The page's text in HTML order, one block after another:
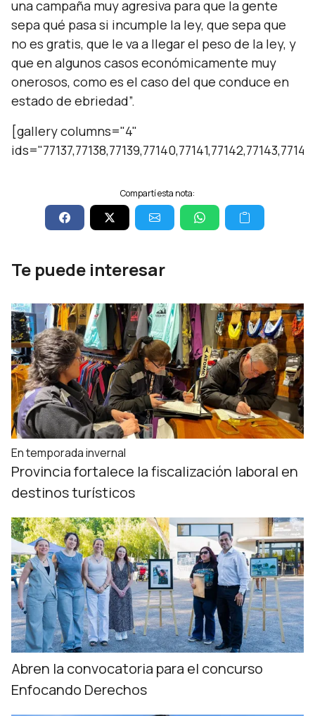
una campaña muy agresiva para que la gente
sepa qué pasa si incumple la ley, que sepa que
no es gratis, que le va a llegar el peso de la ley, y
que en algunos casos económicamente muy
onerosos, como es el caso del que conduce en
estado de ebriedad”.
[gallery columns="4"
Compartí esta nota:
Te puede interesar
En temporada invernal
Provincia fortalece la fiscalización laboral en
destinos turísticos
Abren la convocatoria para el concurso
Enfocando Derechos